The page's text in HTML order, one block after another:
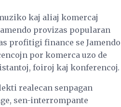
kaj aliaj komercaj
provizas popularan
profitigi finance se Jamendo
por komerca uzo de
foiroj kaj konferencoj.
realecan senpagan
sen-interrompante